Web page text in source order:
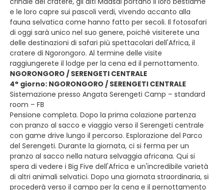
e le loro capre sui pascoli verdi, vivendo accanto alla
fauna selvatica come hanno fatto per secoli. Il fotosafari
di oggi sarà unico nel suo genere, poiché visiterete una
delle destinazioni di safari più spettacolari dell'Africa, il
cratere di Ngorongoro. Al termine delle visite
raggiungerete il lodge per la cena ed il pernottamento.
NGORONGORO / SERENGETI CENTRALE
4° giorno: NGORONGORO / SERENGETI CENTRALE
Sistemazione presso Angata Serengeti Camp – standard
room – FB
Pensione completa. Dopo la prima colazione partenza
con pranzo al sacco e viaggio verso il Serengeti centrale
con game drive lungo il percorso. Esplorazione del Parco
del Serengeti. Durante la giornata, ci si ferma per un
pranzo al sacco nella natura selvaggia africana. Qui si
spera di vedere i Big Five dell'Africa e un'incredibile varietà
di altri animali selvatici. Dopo una giornata straordinaria, si
procederà verso il campo per la cena e il pernottamento